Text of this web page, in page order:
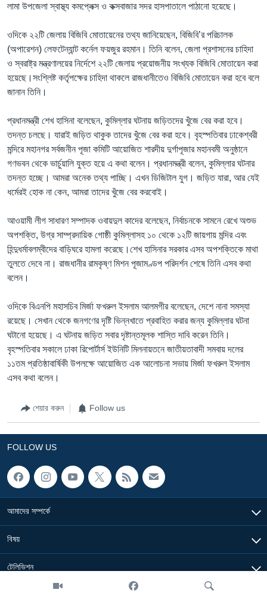
লামা উপজেলা স্বাস্থ্য কমপ্লেক্স ও কক্সবাজার সদর হাসপাতালে পাঠানো হয়েছে।
ওদিকে ২২টি জেলায় বিজিবি মোতায়েনের তথ্য জানিয়েছেন, বিজিবি’র পরিচালক
(অপারেশন) লেফটেন্যান্ট কর্নেল ফয়জুর রহমান। তিনি বলেন, জেলা প্রশাসনের চাহিদা
ও স্বরাষ্ট্র মন্ত্রণালয়ের নির্দেশে ২২টি জেলায় প্রয়োজনীয় সংখ্যক বিজিবি মোতায়েন করা
হয়েছে।সংশ্লিষ্ট কর্তৃপক্ষের চাহিদা থাকলে রাজধানীতেও বিজিবি মোতায়েন করা হবে বলে
জানান তিনি।
প্রধানমন্ত্রী শেখ হাসিনা বলেছেন, কুমিল্লার ঘটনায় জড়িতদের খুঁজে বের করা হবে।
তদন্ত চলছে। যারাই জড়িত থাকুক তাদের খুঁজে বের করা হবে। বৃহস্পতিবার ঢাকেশ্বরী
মন্দিরে মহানগর সর্বজনীন পূজা কমিটি আয়োজিত শারদীয় দুর্গাপূজার মহানবমী অনুষ্ঠানে
গণভবন থেকে ভার্চুয়ালি যুক্ত হয়ে এ কথা বলেন। প্রধানমন্ত্রী বলেন, কুমিল্লার ঘটনার
তদন্ত হচ্ছে। আমরা অনেক তথ্য পাচ্ছি। এখন ডিজিটাল যুগ। জড়িত যারা, আর যেই
ধর্মেরই হোক না কেন, আমরা তাদের খুঁজে বের করবোই।
আওয়ামী লীগ সাধারণ সম্পাদক ওবায়দুল কাদের বলেছেন, নির্বাচনকে সামনে রেখে অশুভ
অপশক্তি, উগ্র সাম্প্রদায়িক গোষ্ঠী কুমিল্লাসহ ১০ থেকে ১২টি জায়গায় মন্দির এবং
হিন্দুধর্মাবলম্বীদের বাড়িঘরে হামলা করেছে।শেখ হাসিনার সরকার এসব অপশক্তিকে মাথা
তুলতে দেবে না। রাজধানীর রামকৃষ্ণ মিশন পূজামণ্ডপ পরিদর্শন শেষে তিনি এসব কথা
বলেন।
ওদিকে বিএনপি মহাসচিব মির্জা ফখরুল ইসলাম আলমগীর বলেছেন, দেশে নানা সমস্যা
রয়েছে। সেখান থেকে জনগণের দৃষ্টি ভিন্নখাতে প্রবাহিত করার জন্য কুমিল্লার ঘটনা
ঘটানো হয়েছে। এ ঘটনায় জড়িত সবার দৃষ্টান্তমূলক শাস্তি দাবি করেন তিনি।
বৃহস্পতিবার সকালে ঢাকা রিপোর্টার্স ইউনিটি মিলনায়তনে জাতীয়তাবাদী সমবায় দলের
১১তম প্রতিষ্ঠাবার্ষিকী উপলক্ষে আয়োজিত এক আলোচনা সভায় মির্জা ফখরুল ইসলাম
এসব কথা বলেন।
শেয়ার করুন Follow us
FOLLOW US
আমাদের সম্পর্কে
বিষয়
টেলিভিশন